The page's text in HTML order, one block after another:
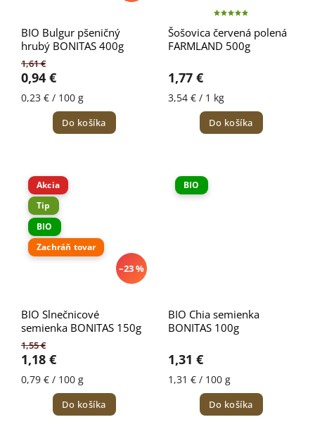
BIO Bulgur pšeničný
hrubý BONITAS 400g
1,61 €
0,94 €
0,23 € / 100 g
Do košíka
Šošovica červená polená
FARMLAND 500g
1,77 €
3,54 € / 1 kg
Do košíka
Akcia
Tip
BIO
Zachráň tovar
–23 %
BIO Slnečnicové
semienka BONITAS 150g
1,55 €
1,18 €
0,79 € / 100 g
Do košíka
BIO
BIO Chia semienka
BONITAS 100g
1,31 €
1,31 € / 100 g
Do košíka